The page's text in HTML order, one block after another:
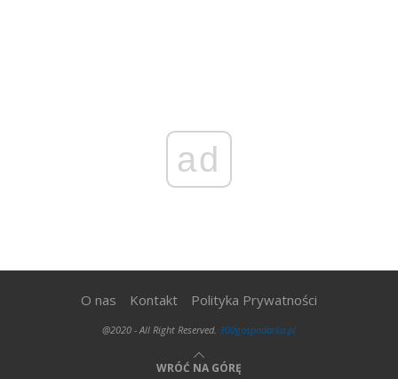
ad
O nas Kontakt Polityka Prywatności
@2020 - All Right Reserved. 300gospodarka.pl
WRÓĆ NA GÓRĘ